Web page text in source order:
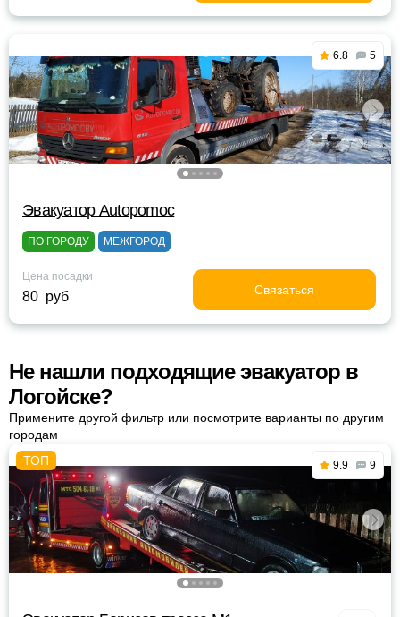
6.8 5
Эвакуатор Autopomoc
ПО ГОРОДУ МЕЖГОРОД
Цена посадки
80 руб Связаться
Не нашли подходящие эвакуатор в
Логойске?
Примените другой фильтр или посмотрите варианты по другим
городам
9.9 9